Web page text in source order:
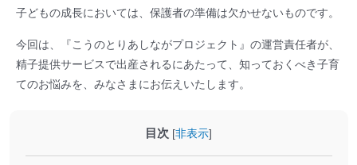
子どもの成長においては、保護者の準備は欠かせないものです。
今回は、『こうのとりあしながプロジェクト』の運営責任者が、
精子提供サービスで出産されるにあたって、知っておくべき子育
てのお悩みを、みなさまにお伝えいたします。
目次 [非表示]